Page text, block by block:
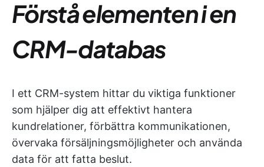
Förstå elementen i en
CRM-databas
I ett CRM-system hittar du viktiga funktioner
som hjälper dig att effektivt hantera
kundrelationer, förbättra kommunikationen,
övervaka försäljningsmöjligheter och använda
data för att fatta beslut.